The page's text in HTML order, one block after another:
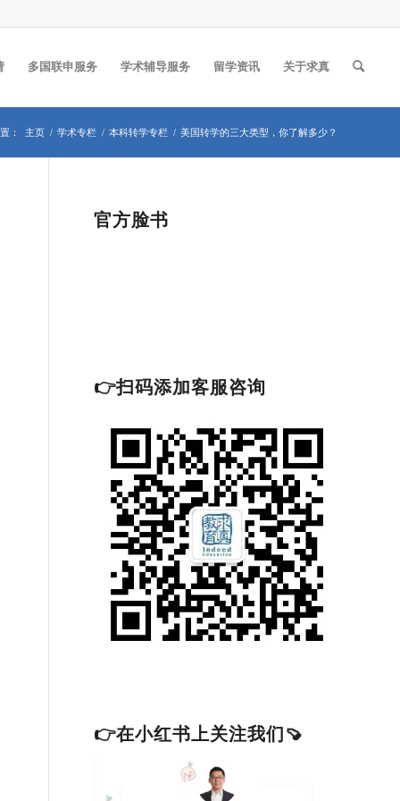
多国联申服务 学术辅导服务 留学资讯 关于求真
： 主页 / 学术专栏 / 本科转学专栏 / 美国转学的三大类型，你了解多少？
官方脸书
👉扫码添加客服咨询
👉在小红书上关注我们🍠